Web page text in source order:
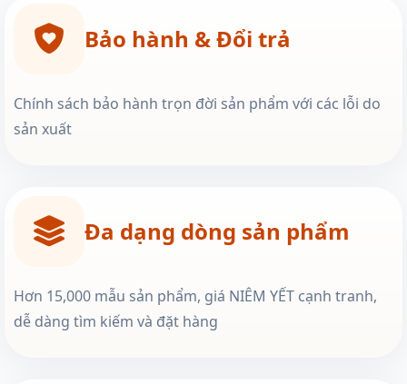
Bảo hành & Đổi trả
Chính sách bảo hành trọn đời sản phẩm với các lỗi do
sản xuất
Đa dạng dòng sản phẩm
Hơn 15,000 mẫu sản phẩm, giá NIÊM YẾT cạnh tranh,
dễ dàng tìm kiếm và đặt hàng